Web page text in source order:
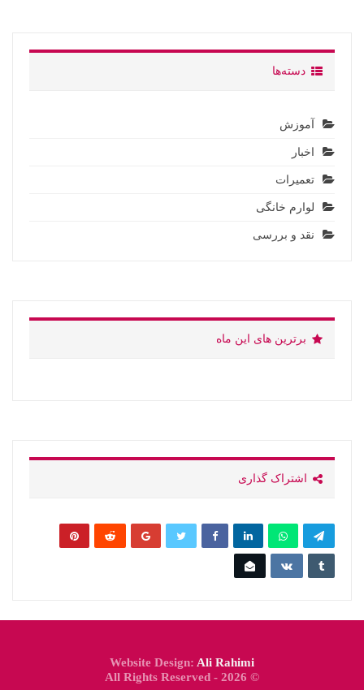
دسته‌ها
آموزش
اخبار
تعمیرات
لوارم خانگی
نقد و بررسی
برترین های این ماه
اشتراک گذاری
Website Design: Ali Rahimi
© 2026 - All Rights Reserved